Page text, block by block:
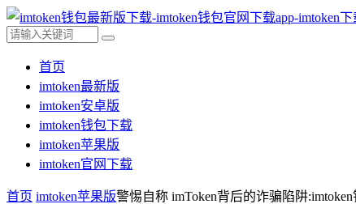
首页
imtoken最新版
imtoken安卓版
imtoken钱包下载
imtoken苹果版
imtoken官网下载
首页 imtoken苹果版警惕自称 imToken背后的诈骗陷阱